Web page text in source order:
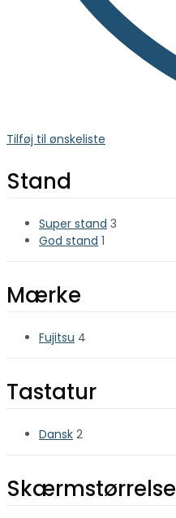
Tilføj til ønskeliste
Stand
Super stand 3
God stand 1
Mærke
Fujitsu 4
Tastatur
Dansk 2
Skærmstørrelse